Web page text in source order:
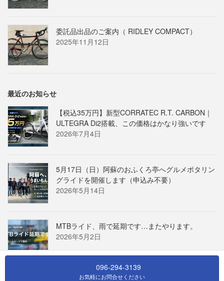
委託品出品のご案内（ RIDLEY COMPACT）
2025年11月12日
最近のお知らせ
【税込35万円】新型CORRATEC R.T. CARBON｜
ULTEGRA Di2搭載、この価格はかなり強いです
2026年7月4日
5月17日（日）阿蘇のおふくろ亭へグルメポタリン
グライドを開催します（申込み不要）
2026年5月14日
MTBライド、雨で延期です…またやります。
2026年5月2日
096-294-3139
お気軽にお問合せください